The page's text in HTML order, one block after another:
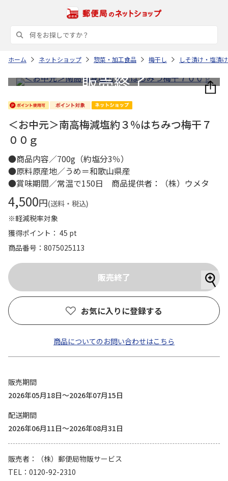
ホーム ネットショップ 惣菜・加工食品 梅干し しそ漬け・塩漬
＜お中元＞南高梅減塩約３％はちみつ梅干７
００ｇ
●商品内容／700g（約塩分3％）
●原料原産地／うめ＝和歌山県産
●賞味期間／常温で150日 商品提供者：（株）ウメタ
4,500円(送料・税込)
※軽減税率対象
獲得ポイント： 45 pt
商品番号
8075025113
お気に入りに登録する
商品についてのお問い合わせはこちら
販売期間
2026年05月18日～2026年07月15日
配送期間
2026年06月11日～2026年08月31日
販売者
（株）郵便局物販サービス
TEL
0120-92-2310